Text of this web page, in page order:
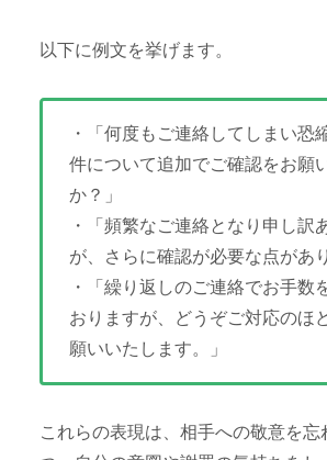
以下に例文を挙げます。
・「何度もご連絡してしまい恐
件について追加でご確認をお願
か？」
・「頻繁なご連絡となり申し訳
が、さらに確認が必要な点があ
・「繰り返しのご連絡でお手数
おりますが、どうぞご対応のほ
願いいたします。」
これらの表現は、相手への敬意を忘